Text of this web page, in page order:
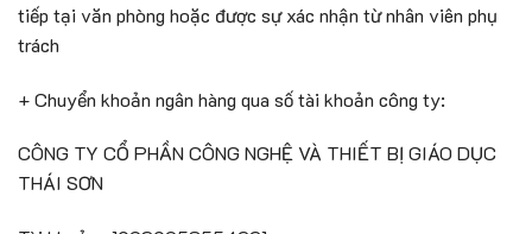
tiếp tại văn phòng hoặc được sự xác nhận từ nhân viên phụ
trách
+ Chuyển khoản ngân hàng qua số tài khoản công ty:
CÔNG TY CỔ PHẦN CÔNG NGHỆ VÀ THIẾT BỊ GIÁO DỤC
THÁI SƠN